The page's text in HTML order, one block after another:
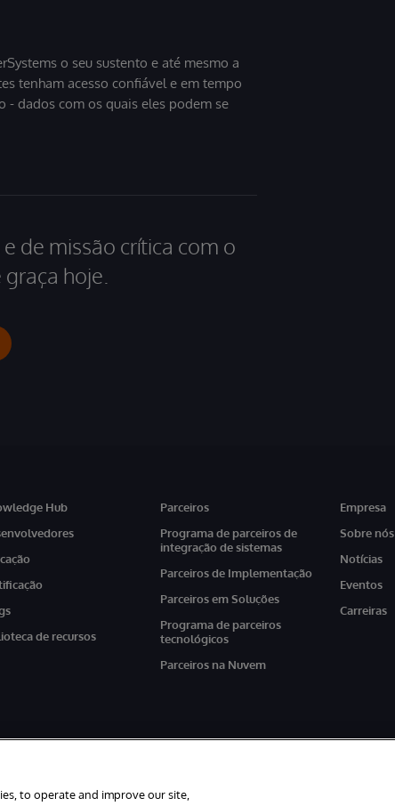
o seu sustento e até mesmo a
tenham acesso confiável e em tempo
- dados com os quais eles podem se
de missão crítica com o
hoje.
Hub
de recursos
Parceiros
Programa de parceiros de
integração de sistemas
Parceiros de Implementação
Parceiros em Soluções
Programa de parceiros
tecnológicos
Parceiros na Nuvem
Empresa
Sobre nós
Notícias
Eventos
Carreiras
to operate and improve our site,